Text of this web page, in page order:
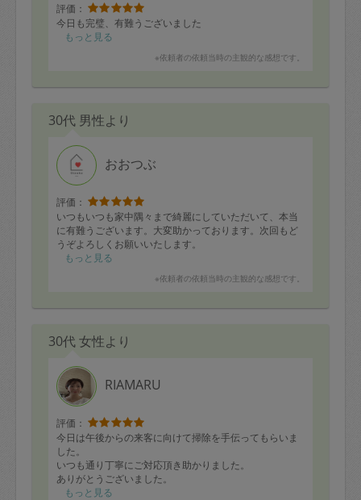
評価：
今日も完璧、有難うございました
もっと見る
※依頼者の依頼当時の主観的な感想です。
30代 男性より
おおつぶ
評価：
いつもいつも家中隅々まで綺麗にしていただいて、本当
に有難うございます。大変助かっております。次回もど
うぞよろしくお願いいたします。
もっと見る
※依頼者の依頼当時の主観的な感想です。
30代 女性より
RIAMARU
評価：
今日は午後からの来客に向けて掃除を手伝ってもらいま
した。
いつも通り丁寧にご対応頂き助かりました。
ありがとうございました。
もっと見る